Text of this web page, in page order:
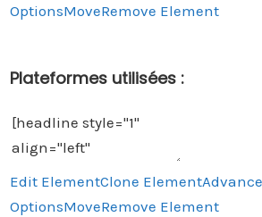
OptionsMoveRemove Element
Plateformes utilisées :
Edit ElementClone Element
OptionsMoveRemove Element